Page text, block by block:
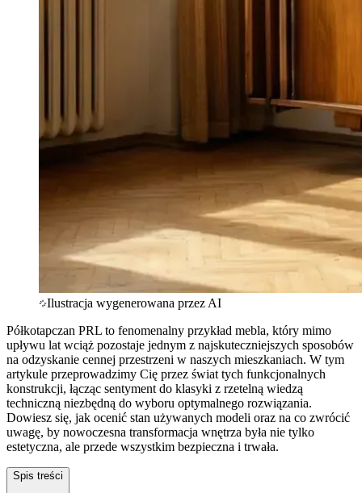
Ilustracja wygenerowana przez AI
Półkotapczan PRL to fenomenalny przykład mebla, który mimo
upływu lat wciąż pozostaje jednym z najskuteczniejszych sposobów
na odzyskanie cennej przestrzeni w naszych mieszkaniach. W tym
artykule przeprowadzimy Cię przez świat tych funkcjonalnych
konstrukcji, łącząc sentyment do klasyki z rzetelną wiedzą
techniczną niezbędną do wyboru optymalnego rozwiązania.
Dowiesz się, jak ocenić stan używanych modeli oraz na co zwrócić
uwagę, by nowoczesna transformacja wnętrza była nie tylko
estetyczna, ale przede wszystkim bezpieczna i trwała.
Spis treści